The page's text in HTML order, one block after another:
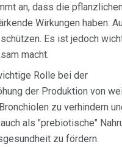
an, dass die pflanzlichen
Wirkungen haben.
Es ist jedoch
macht.
Rolle bei der
der Produktion von
zu verhindern
als "prebiotische"
zu fördern.